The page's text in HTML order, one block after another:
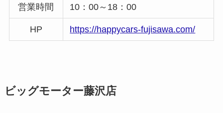
営業時間 10：00～18：00
HP https://happycars-fujisawa.com/
ビッグモーター藤沢店